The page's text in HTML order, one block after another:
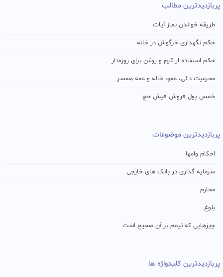
پربازدیدترین مطالب
طریقه خواندن نماز آیات
حکم نگهداری خرگوش در خانه
حکم استفاده از کرم و روغن برای روزه‌دار
محرمیت دائی، عمو، خاله و عمه همسر
خمس پول فروش فیش حج
پربازدیدترین موضوعات
احکام وامها
سرمایه گذاری در بانک های خارجی
محارم
بلوغ
چیزهایی که تیمم بر آن صحیح است
پربازدیدترین کلیدواژه ها